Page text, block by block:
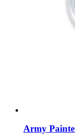
Army